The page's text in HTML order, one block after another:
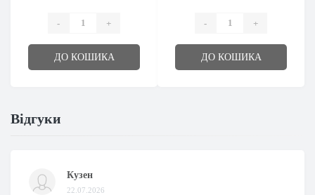
- +
ДО КОШИКА
- +
ДО КОШИКА
Відгуки
Кузен
22.07.2026